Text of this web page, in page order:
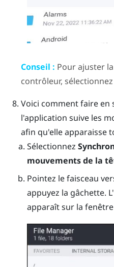
Conseil : Pour ajuster
contrôleur, sélectionnez
Voici comment faire en
l'application suive les
afin qu'elle apparaisse
Sélectionnez
mouvements de la
Pointez le faisceau
appuyez la gâchette.
apparaît sur la